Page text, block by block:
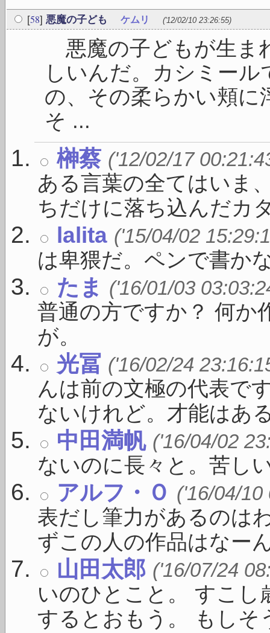
[58] 悪魔の子ども ケムリ ('12/02/10 23:26:55)
悪魔の子どもが生ま
しいんだ。カシミー
の、その柔らかい頬に
そ ...
榊蔡 ('12/02/17
ある言葉の全てはいま
ちだけに落ち込んだカ
lalita ('15/04/02
は卑猥だ。ペンで書か
たま ('16/01/03
普通の方ですか？ 何か
が。
光冨 ('16/02/24
んは前の文極の代表で
ないけれど。才能はあ
中田満帆 ('16/04/02
ないのに長々と。苦し
アルフ・Ｏ ('16/04/10
表だし筆力があるのは
ずこの人の作品はなー
山田太郎 ('16/07/24
いのひとこと。 すこ
するとおもう。 もしそ